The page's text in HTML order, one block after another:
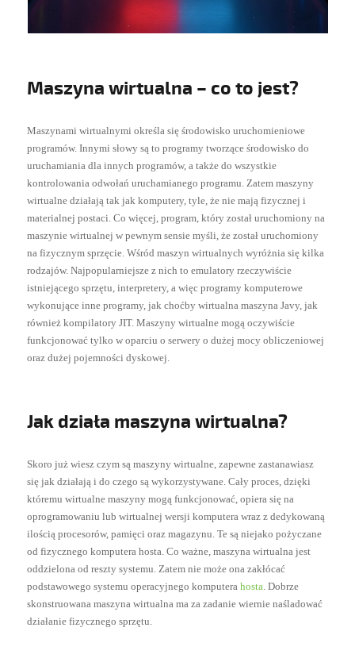
Maszyna wirtualna – co to jest?
Maszynami wirtualnymi określa się środowisko uruchomieniowe
programów. Innymi słowy są to programy tworzące środowisko do
uruchamiania dla innych programów, a także do wszystkie
kontrolowania odwołań uruchamianego programu. Zatem maszyny
wirtualne działają tak jak komputery, tyle, że nie mają fizycznej i
materialnej postaci. Co więcej, program, który został uruchomiony na
maszynie wirtualnej w pewnym sensie myśli, że został uruchomiony
na fizycznym sprzęcie. Wśród maszyn wirtualnych wyróżnia się kilka
rodzajów. Najpopularniejsze z nich to emulatory rzeczywiście
istniejącego sprzętu, interpretery, a więc programy komputerowe
wykonujące inne programy, jak choćby wirtualna maszyna Javy, jak
również kompilatory JIT. Maszyny wirtualne mogą oczywiście
funkcjonować tylko w oparciu o serwery o dużej mocy obliczeniowej
oraz dużej pojemności dyskowej.
Jak działa maszyna wirtualna?
Skoro już wiesz czym są maszyny wirtualne, zapewne zastanawiasz
się jak działają i do czego są wykorzystywane. Cały proces, dzięki
któremu wirtualne maszyny mogą funkcjonować, opiera się na
oprogramowaniu lub wirtualnej wersji komputera wraz z dedykowaną
ilością procesorów, pamięci oraz magazynu. Te są niejako pożyczane
od fizycznego komputera hosta. Co ważne, maszyna wirtualna jest
oddzielona od reszty systemu. Zatem nie może ona zakłócać
podstawowego systemu operacyjnego komputerahosta . Dobrze
skonstruowana maszyna wirtualna ma za zadanie wiernie naśladować
działanie fizycznego sprzętu.